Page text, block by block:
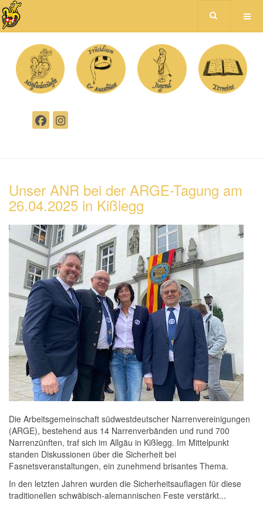
Unser ANR bei der ARGE-Tagung am
26.04.2025 in Kißlegg
Die Arbeitsgemeinschaft südwestdeutscher Narrenvereinigungen
(ARGE), bestehend aus 14 Narrenverbänden und rund 700
Narrenzünften, traf sich im Allgäu in Kißlegg. Im Mittelpunkt
standen Diskussionen über die Sicherheit bei
Fasnetsveranstaltungen, ein zunehmend brisantes Thema.
In den letzten Jahren wurden die Sicherheitsauflagen für diese
traditionellen schwäbisch-alemannischen Feste verstärkt...